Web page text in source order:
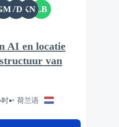
VD KN LB
AI en locatie
van
时 荷兰语